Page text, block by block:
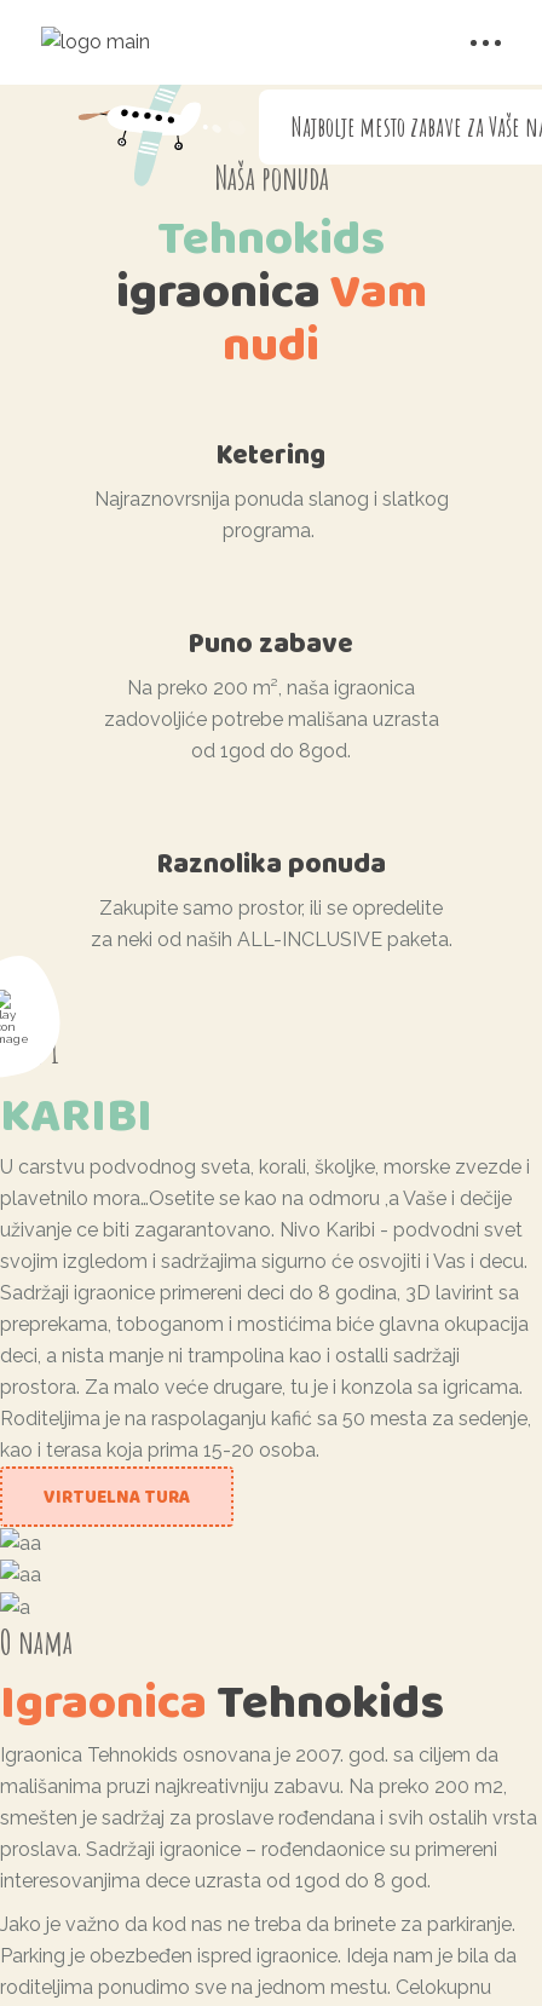
Najbolje mesto zabave za Vaše
Naša ponuda
Tehnokids
igraonicaVam
nudi
Ketering
Najraznovrsnija ponuda slanog i slatkog
programa.
Puno zabave
Na preko 200 m², naša igraonica
zadovoljiće potrebe mališana uzrasta
od 1god do 8god.
Raznolika ponuda
Zakupite samo prostor, ili se opredelite
za neki od naših ALL-INCLUSIVE paketa.
NIVO 1
KARIBI
U carstvu podvodnog sveta, korali, školjke, morske zvezde i
plavetnilo mora…Osetite se kao na odmoru ,a Vaše i dečije
uživanje ce biti zagarantovano. Nivo Karibi - podvodni svet
svojim izgledom i sadržajima sigurno će osvojiti i Vas i decu.
Sadržaji igraonice primereni deci do 8 godina, 3D lavirint sa
preprekama, toboganom i mostićima biće glavna okupacija
deci, a nista manje ni trampolina kao i ostalli sadržaji
prostora. Za malo veće drugare, tu je i konzola sa igricama.
Roditeljima je na raspolaganju kafić sa 50 mesta za sedenje,
kao i terasa koja prima 15-20 osoba.
VIRTUELNA TURA
O nama
IgraonicaTehnokids
Igraonica Tehnokids osnovana je 2007. god. sa ciljem da
mališanima pruzi najkreativniju zabavu. Na preko 200 m2,
smešten je sadržaj za proslave rođendana i svih ostalih vrsta
proslava. Sadržaji igraonice – rođendaonice su primereni
interesovanjima dece uzrasta od 1god do 8 god.
Jako je važno da kod nas ne treba da brinete za parkiranje.
Parking je obezbeđen ispred igraonice. Ideja nam je bila da
roditeljima ponudimo sve na jednom mestu. Celokupnu